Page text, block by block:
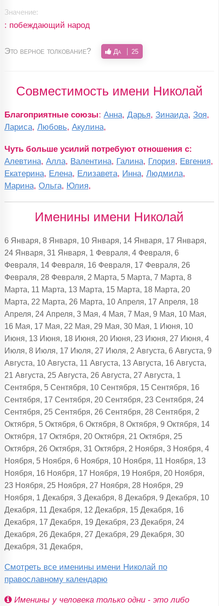
Значение:
: побеждающий народ
Это верное толкование? Да 25
Совместимость имени Николай
Благоприятные союзы: Анна, Дарья, Зинаида, Зоя,
Лариса, Любовь, Акулина,
Чуть больше усилий потребуют отношения с:
Алевтина, Алла, Валентина, Галина, Глория, Евгения,
Екатерина, Елена, Елизавета, Инна, Людмила,
Марина, Ольга, Юлия,
Именины имени Николай
6 Января, 8 Января, 10 Января, 14 Января, 17 Января,
24 Января, 31 Января, 1 Февраля, 4 Февраля, 6
Февраля, 14 Февраля, 16 Февраля, 17 Февраля, 26
Февраля, 28 Февраля, 2 Марта, 5 Марта, 7 Марта, 8
Марта, 11 Марта, 13 Марта, 15 Марта, 18 Марта, 20
Марта, 22 Марта, 26 Марта, 10 Апреля, 17 Апреля, 18
Апреля, 24 Апреля, 3 Мая, 4 Мая, 7 Мая, 9 Мая, 10 Мая,
16 Мая, 17 Мая, 22 Мая, 29 Мая, 30 Мая, 1 Июня, 10
Июня, 13 Июня, 18 Июня, 20 Июня, 23 Июня, 27 Июня, 4
Июля, 8 Июля, 17 Июля, 27 Июля, 2 Августа, 6 Августа, 9
Августа, 10 Августа, 11 Августа, 13 Августа, 16 Августа,
21 Августа, 25 Августа, 26 Августа, 27 Августа, 1
Сентября, 5 Сентября, 10 Сентября, 15 Сентября, 16
Сентября, 17 Сентября, 20 Сентября, 23 Сентября, 24
Сентября, 25 Сентября, 26 Сентября, 28 Сентября, 2
Октября, 5 Октября, 6 Октября, 8 Октября, 9 Октября, 14
Октября, 17 Октября, 20 Октября, 21 Октября, 25
Октября, 26 Октября, 31 Октября, 2 Ноября, 3 Ноября, 4
Ноября, 5 Ноября, 6 Ноября, 10 Ноября, 11 Ноября, 13
Ноября, 16 Ноября, 17 Ноября, 19 Ноября, 20 Ноября,
23 Ноября, 25 Ноября, 27 Ноября, 28 Ноября, 29
Ноября, 1 Декабря, 3 Декабря, 8 Декабря, 9 Декабря, 10
Декабря, 11 Декабря, 12 Декабря, 15 Декабря, 16
Декабря, 17 Декабря, 19 Декабря, 23 Декабря, 24
Декабря, 26 Декабря, 27 Декабря, 29 Декабря, 30
Декабря, 31 Декабря,
Смотреть все именины имени Николай по
православному календарю
Именины у человека только одни - это либо